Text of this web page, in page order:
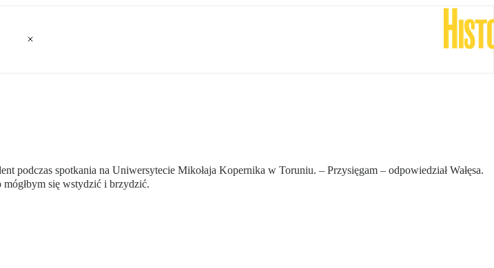
podczas spotkania na Uniwersytecie Mikołaja Kopernika w Toruniu. – Przysięgam – odpowiedział Wałęsa.
się wstydzić i brzydzić.